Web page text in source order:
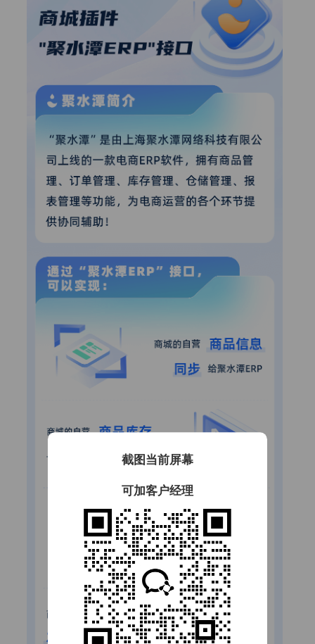
截图当前屏幕
可加客户经理